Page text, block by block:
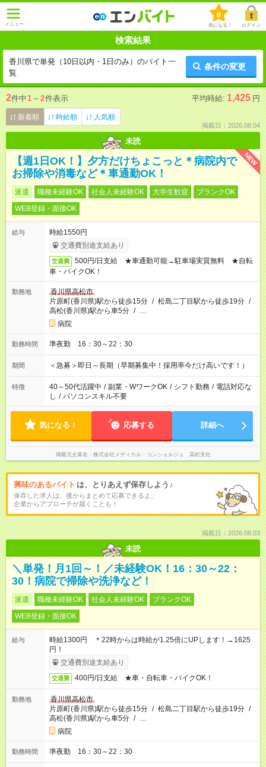
メニュー
0
気になる！ ログイン
検索結果
香川県で単発（10日以内・1日のみ）のバイト一
覧
条件の変更
2件中1 ～ 2件表示 平均時給: 1,425 円
新着順 時給順 人気順
掲載日：2026.08.04
未読
NEW
【週1日OK！】夕方だけちょこっと＊病院内で
お掃除や消毒など＊車通勤OK！
派遣 職種未経験OK 社会人未経験OK 大学生歓迎
ブランクOK
WEB登録・面接OK
給与
時給1550円
交通費別途支給あり
交通費
500円/日支給 ★車通勤可能→駐車場実質無料 ★自転
車・バイクOK！
勤務地
香川県高松市
片原町(香川県)駅から徒歩15分 / 松島二丁目駅から徒歩19分 /
高松(香川県)駅から車5分 / …
病院
勤務時間 準夜勤 16：30～22：30
期間 ＜急募＞即日～長期（早期募集中！採用率今だけ高いです！）
特徴 40～50代活躍中 / 副業・WワークOK / シフト勤務 / 電話対応な
し / パソコンスキル不要
気になる！ 応募する 詳細へ
掲載元企業名 株式会社メディカル・コンシェルジュ 高松支社
興味のあるバイト は、とりあえず保存しよう♪
保存した求人は、後からまとめて応募できるよ。
企業からアプローチが届くことも！
掲載日：2026.08.03
未読
＼単発！月1回～！／未経験OK！16：30～22：
30！病院で掃除や洗浄など！
派遣 職種未経験OK 社会人未経験OK
ブランクOK
WEB登録・面接OK
給与
時給1300円 ＊22時からは時給が1.25倍にUPします！→1625
円！
交通費別途支給あり
交通費 400円/日支給 ★車・自転車・バイクOK！
勤務地
香川県高松市
片原町(香川県)駅から徒歩15分 / 松島二丁目駅から徒歩19分 /
高松(香川県)駅から車5分 / …
病院
勤務時間 準夜勤 16：30～22：30